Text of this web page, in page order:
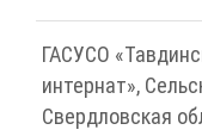
ГАСУСО
интернат»,
Свердловская